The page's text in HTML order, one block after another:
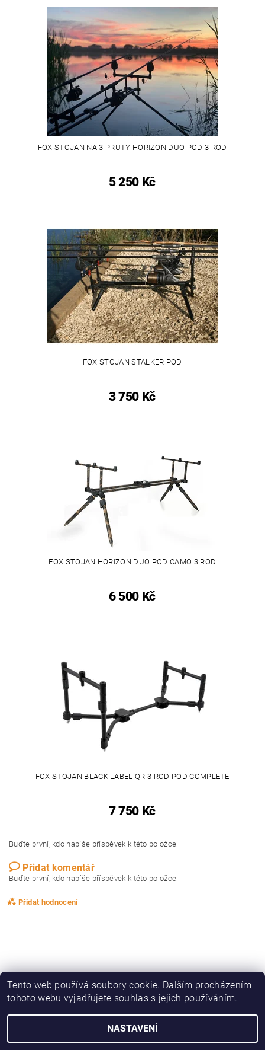
FOX STOJAN NA 3 PRUTY HORIZON DUO POD 3 ROD
5 250 Kč
FOX STOJAN STALKER POD
3 750 Kč
FOX STOJAN HORIZON DUO POD CAMO 3 ROD
6 500 Kč
FOX STOJAN BLACK LABEL QR 3 ROD POD COMPLETE
7 750 Kč
Buďte první, kdo napíše příspěvek k této položce.
Přidat komentář
Buďte první, kdo napíše příspěvek k této položce.
Přidat hodnocení
Heureka.cz | OBLEČENÍ, OBUV
2026 © ZedFish - rybářská speciálka, všechna práva vyhrazena
Tento web používá soubory cookie. Dalším procházením
tohoto webu vyjadřujete souhlas s jejich používáním.
NASTAVENÍ